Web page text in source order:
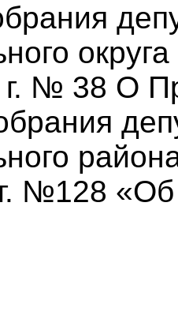
г. № 38 О
№128